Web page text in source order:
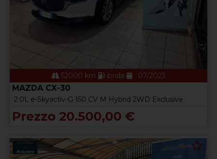
52000 km ibrida 07/2023
MAZDA CX-30
2.0L e-Skyactiv-G 150 CV M Hybrid 2WD Exclusive
Prezzo 20.500,00 €